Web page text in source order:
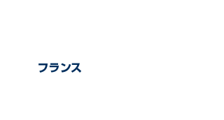
​フランス